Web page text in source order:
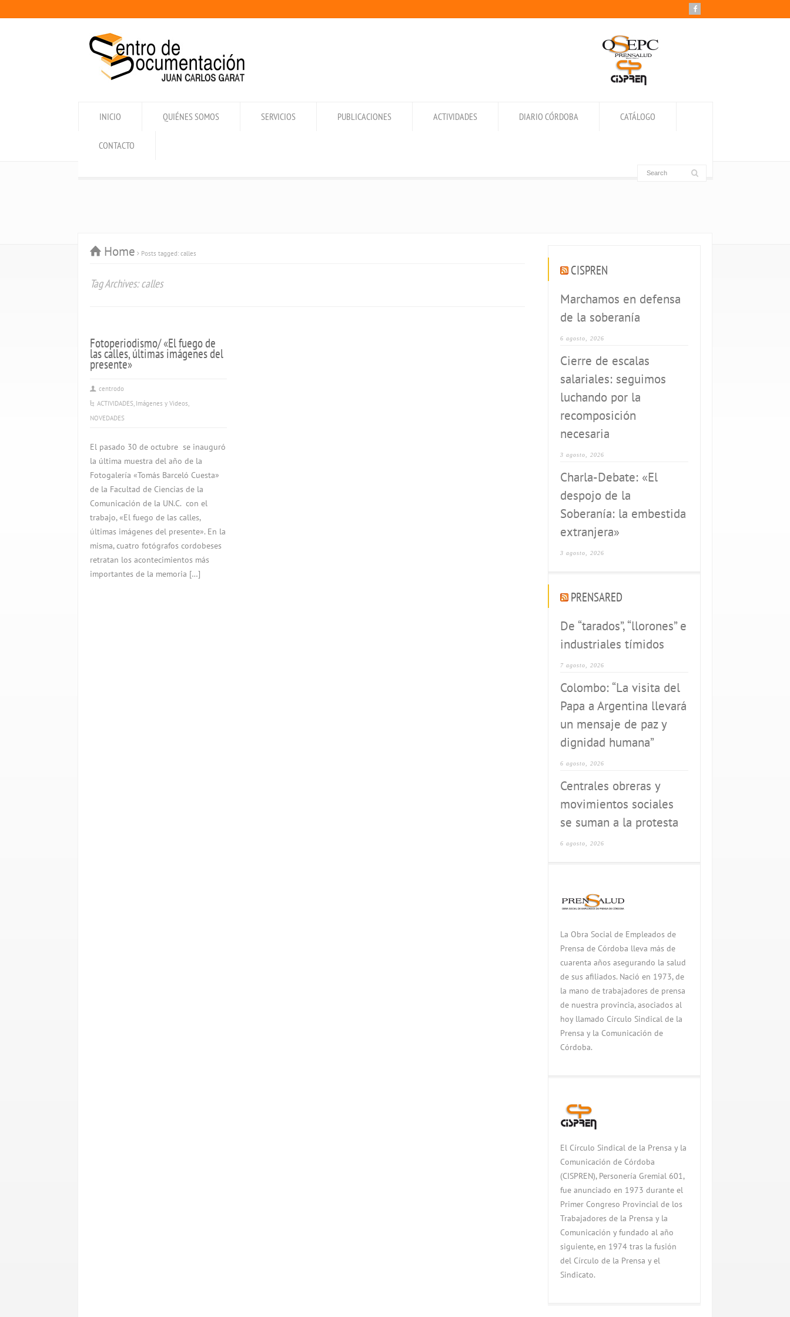
INICIO QUIÉNES SOMOS SERVICIOS PUBLICACIONES ACTIVIDADES DIARIO CÓRDOBA CATÁLOGO
CONTACTO
Home Posts tagged: calles
Tag Archives: calles
Fotoperiodismo/ «El fuego de
las calles, últimas imágenes del
presente»
centrodo
ACTIVIDADES, Imágenes y Videos,
NOVEDADES
El pasado 30 de octubre se inauguró
la última muestra del año de la
Fotogalería «Tomás Barceló Cuesta»
de la Facultad de Ciencias de la
Comunicación de la UN.C. con el
trabajo, «El fuego de las calles,
últimas imágenes del presente». En la
misma, cuatro fotógrafos cordobeses
retratan los acontecimientos más
importantes de la memoria […]
CISPREN
Marchamos en defensa
de la soberanía
6 agosto, 2026
Cierre de escalas
salariales: seguimos
luchando por la
recomposición
necesaria
3 agosto, 2026
Charla-Debate: «El
despojo de la
Soberanía: la embestida
extranjera»
3 agosto, 2026
PRENSARED
De “tarados”, “llorones” e
industriales tímidos
7 agosto, 2026
Colombo: “La visita del
Papa a Argentina llevará
un mensaje de paz y
dignidad humana”
6 agosto, 2026
Centrales obreras y
movimientos sociales
se suman a la protesta
6 agosto, 2026
La Obra Social de Empleados de
Prensa de Córdoba lleva más de
cuarenta años asegurando la salud
de sus afiliados. Nació en 1973, de
la mano de trabajadores de prensa
de nuestra provincia, asociados al
hoy llamado Círculo Sindical de la
Prensa y la Comunicación de
Córdoba.
El Círculo Sindical de la Prensa y la
Comunicación de Córdoba
(CISPREN), Personería Gremial 601,
fue anunciado en 1973 durante el
Primer Congreso Provincial de los
Trabajadores de la Prensa y la
Comunicación y fundado al año
siguiente, en 1974 tras la fusión
del Círculo de la Prensa y el
Sindicato.